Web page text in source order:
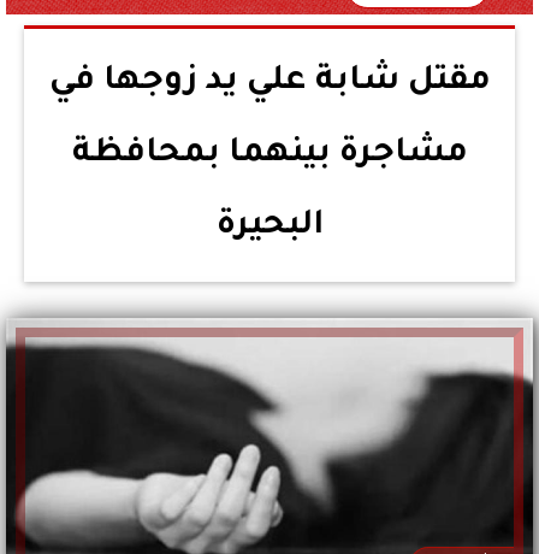
مقتل شابة علي يد زوجها في
مشاجرة بينهما بمحافظة
البحيرة